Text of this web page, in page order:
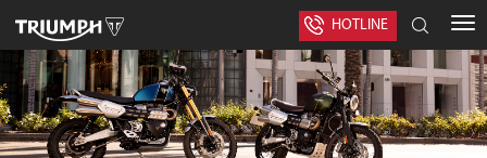
HOTLINE